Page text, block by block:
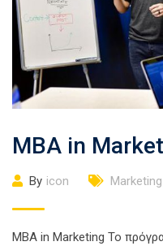
MBA in
By icon Marketing
ΜΒΑ in Marketing Το